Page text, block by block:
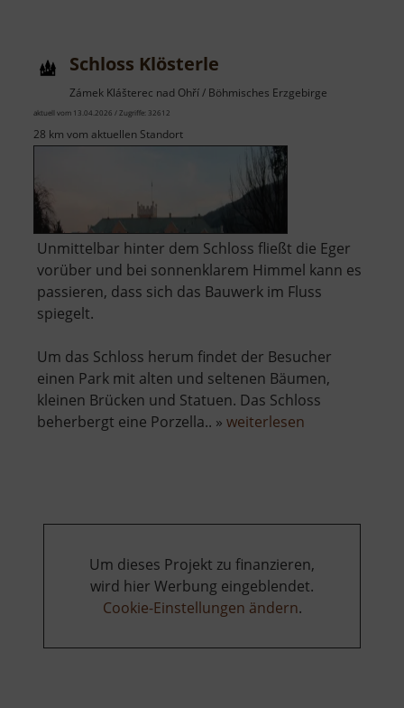
Schloss Klösterle
Zámek Klášterec nad Ohří / Böhmisches Erzgebirge
aktuell vom 13.04.2026 / Zugriffe: 32612
28 km vom aktuellen Standort
Unmittelbar hinter dem Schloss fließt die Eger
vorüber und bei sonnenklarem Himmel kann es
passieren, dass sich das Bauwerk im Fluss
spiegelt.
Um das Schloss herum findet der Besucher
einen Park mit alten und seltenen Bäumen,
kleinen Brücken und Statuen. Das Schloss
beherbergt eine Porzella.. » weiterlesen
Um dieses Projekt zu finanzieren,
wird hier Werbung eingeblendet.
Cookie-Einstellungen ändern.